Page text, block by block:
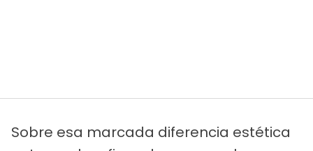
Sobre esa marcada diferencia estética